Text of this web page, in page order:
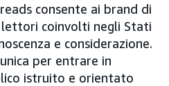
consente ai brand di
coinvolti negli Stati
e considerazione.
per entrare in
istruito e orientato